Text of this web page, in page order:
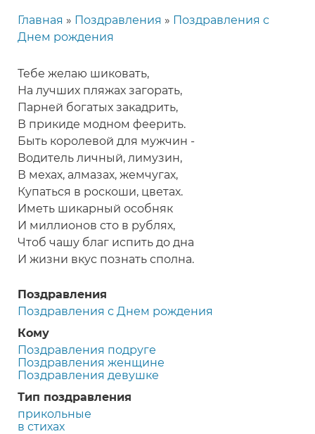
Строка
Главная Поздравления
Поздравления с
Днем рождения
Тебе желаю шиковать,
На лучших пляжах загорать,
Парней богатых закадрить,
В прикиде модном феерить.
Быть королевой для мужчин -
Водитель личный, лимузин,
В мехах, алмазах, жемчугах,
Купаться в роскоши, цветах.
Иметь шикарный особняк
И миллионов сто в рублях,
Чтоб чашу благ испить до дна
И жизни вкус познать сполна.
Поздравления
Поздравления с Днем рождения
Кому
Поздравления подруге
Поздравления женщине
Поздравления девушке
Тип поздравления
прикольные
в стихах